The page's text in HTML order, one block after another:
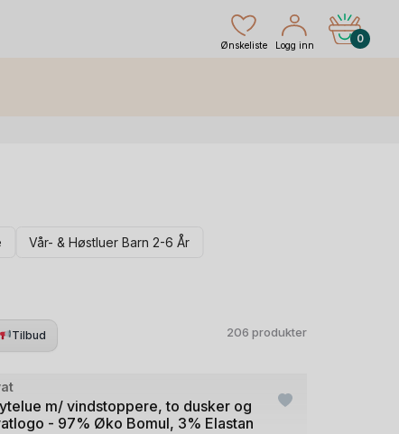
Ønskeliste Logg inn
0
Vår- & Høstluer Barn 2-6 År
Tilbud 206 produkter
m/ vindstoppere, to dusker og
- 97% Øko Bomul, 3% Elastan